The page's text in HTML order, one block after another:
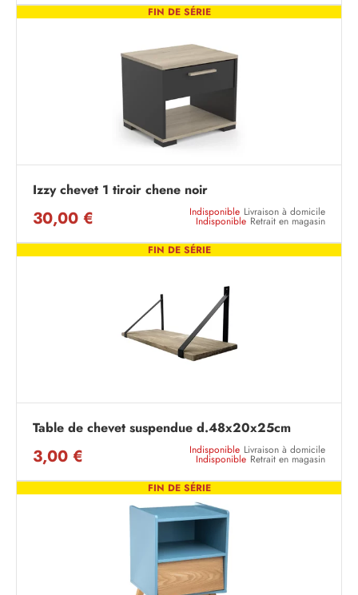
FIN DE SÉRIE
Izzy chevet 1 tiroir chene noir
30,00 € Indisponible Livraison à domicile
Indisponible Retrait en magasin
FIN DE SÉRIE
Table de chevet suspendue d.48x20x25cm
3,00 € Indisponible Livraison à domicile
Indisponible Retrait en magasin
FIN DE SÉRIE